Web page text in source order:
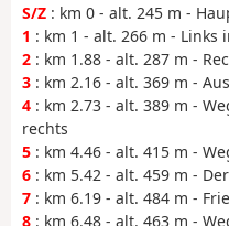
S/Z : km 0 - alt. 245 m -
1 : km 1 - alt. 266 m - Links
2 : km 1.88 - alt. 287 m -
3 : km 2.16 - alt. 369 m -
4 : km 2.73 - alt. 389 m -
rechts
5 : km 4.46 - alt. 415 m -
6 : km 5.42 - alt. 459 m -
7 : km 6.19 - alt. 484 m -
8 : km 6.48 - alt. 463 m -